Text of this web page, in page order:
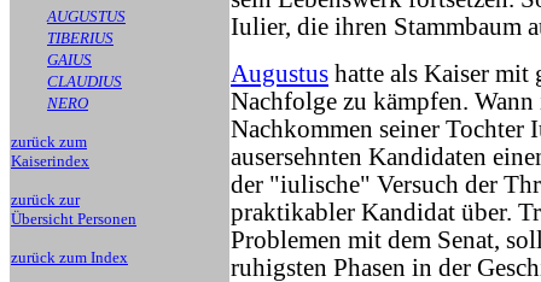
AUGUSTUS
TIBERIUS
GAIUS
CLAUDIUS
NERO
zurück zum
Kaiserindex
zurück zur
Übersicht Personen
zurück zum Index
Iulier, die ihren Stammbaum
Augustus hatte als Kaiser mit
Nachfolge zu kämpfen.
Nachkommen seiner Tochter
ausersehnten Kandidaten
der "iulische" Versuch der
praktikabler Kandidat über.
Problemen mit dem Senat,
ruhigsten Phasen in der